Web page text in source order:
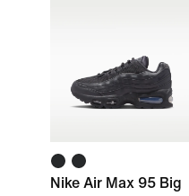
Nike Air Max 95 Big